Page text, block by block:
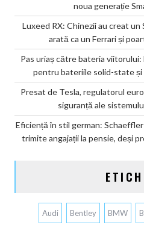
noua generație
Luxeed RX: Chinezii au creat
arată ca un Ferrari și
Pas uriaș către bateria
pentru bateriile solid-state și
Presat de Tesla, regulatorul
siguranță ale
Eficiență în stil german:
trimite angajații la pensie, deși
Audi Bentley BMW